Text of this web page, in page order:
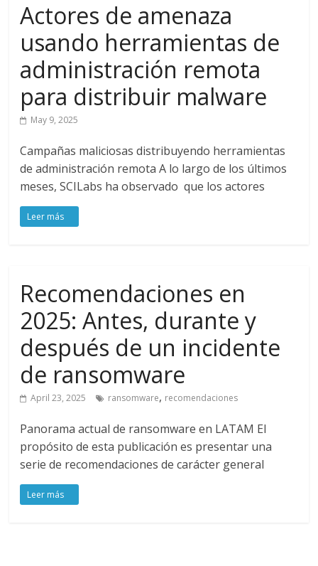
Actores de amenaza
usando herramientas de
administración remota
para distribuir malware
May 9, 2025
Campañas maliciosas distribuyendo herramientas
de administración remota A lo largo de los últimos
meses, SCILabs ha observado que los actores
Recomendaciones en
2025: Antes, durante y
después de un incidente
de ransomware
April 23, 2025 ransomware, recomendaciones
Panorama actual de ransomware en LATAM El
propósito de esta publicación es presentar una
serie de recomendaciones de carácter general